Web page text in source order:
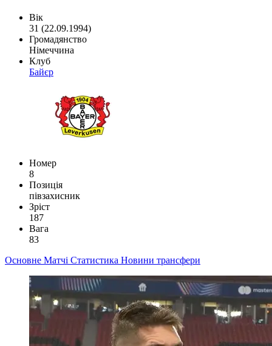
Вік
31 (22.09.1994)
Громадянство
Німеччина
Клуб
Байєр
Номер
8
Позиція
півзахисник
Зріст
187
Вага
83
Основне Матчі Статистика Новини трансфери